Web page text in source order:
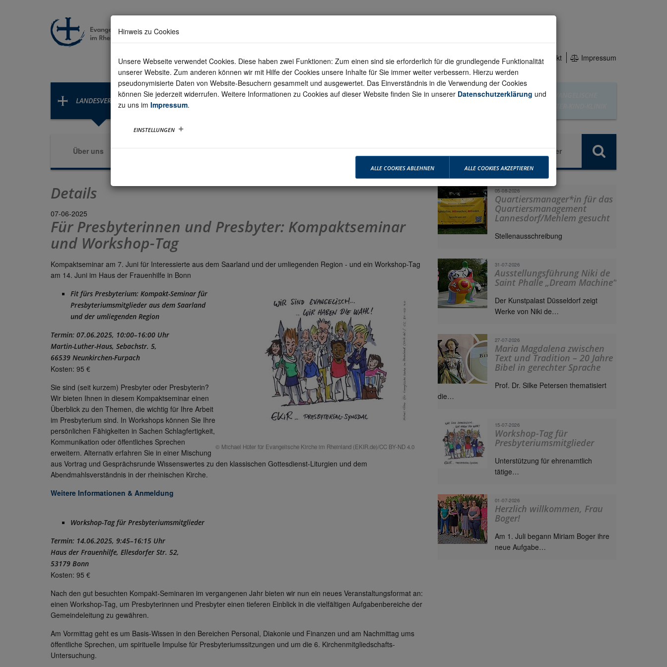
Darstellungsoptionen Startseite Datenschutz Kontakt Impressum
LANDESVERBAND
EVANGELISCHES
BILDUNGSZENTRUM
QUARTIERS-
Über uns Veranstaltungen
Pressemitteilungen
Stiftung Newsletter
Details
07-06-2025
Für Presbyterinnen und Presbyter: Kompaktseminar
und Workshop-Tag
Kompaktseminar am 7. Juni für Interessierte aus dem Saarland und der umliegenden Region - und ein Workshop-Tag
am 14. Juni im Haus der Frauenhilfe in Bonn
© Michael Hüter für Evangelische Kirche im Rheinland (EKIR.de)/CC BY-ND 4.0
Fit fürs Presbyterium: Kompakt-Seminar für
Presbyteriumsmitglieder aus dem Saarland
und der umliegenden Region
Termin: 07.06.2025, 10:00–16:00 Uhr
Martin-Luther-Haus, Sebachstr. 5,
66539 Neunkirchen-Furpach
Kosten: 95 €
Sie sind (seit kurzem) Presbyter oder Presbyterin?
Wir bieten Ihnen in diesem Kompaktseminar einen
Überblick zu den Themen, die wichtig für Ihre Arbeit
im Presbyterium sind. In Workshops können Sie Ihre
persönlichen Fähigkeiten in Sachen Schlagfertigkeit,
Kommunikation oder öffentliches Sprechen
erweitern. Alternativ erfahren Sie in einer Mischung
aus Vortrag und Gesprächsrunde Wissenswertes zu den klassischen Gottesdienst-Liturgien und dem
Abendmahlsverständnis in der rheinischen Kirche.
Weitere Informationen & Anmeldung
Workshop-Tag für Presbyteriumsmitglieder
Termin: 14.06.2025, 9:45–16:15 Uhr
Haus der Frauenhilfe, Ellesdorfer Str. 52,
53179 Bonn
Kosten: 95 €
Nach den gut besuchten Kompakt-Seminaren im vergangenen Jahr bieten wir nun ein neues Veranstaltungsformat an:
einen Workshop-Tag, um Presbyterinnen und Presbyter einen tieferen Einblick in die vielfältigen Aufgabenbereiche der
Gemeindeleitung zu gewähren.
Am Vormittag geht es um Basis-Wissen in den Bereichen Personal, Diakonie und Finanzen und am Nachmittag ums
öffentliche Sprechen, um spirituelle Impulse für Presbyteriumssitzungen und um die 6. Kirchenmitgliedschafts-
Untersuchung.
05-08-2026
Quartiersmanager*in für das
Quartiersmanagement
Lannesdorf/Mehlem gesucht
Stellenausschreibung
31-07-2026
Ausstellungsführung Niki de
Saint Phalle „Dream Machine“
Der Kunstpalast Düsseldorf zeigt
Werke von Niki de…
27-07-2026
Maria Magdalena zwischen
Text und Tradition – 20 Jahre
Bibel in gerechter Sprache
Prof. Dr. Silke Petersen thematisiert
die…
15-07-2026
Workshop-Tag für
Presbyteriumsmitglieder
Unterstützung für ehrenamtlich
tätige…
01-07-2026
Herzlich willkommen, Frau
Boger!
Am 1. Juli begann Miriam Boger ihre
neue Aufgabe…
Hinweis zu Cookies
Unsere Webseite verwendet Cookies. Diese haben zwei Funktionen: Zum einen sind sie erforderlich für die grundlegende Funktionalität
unserer Website. Zum anderen können wir mit Hilfe der Cookies unsere Inhalte für Sie immer weiter verbessern. Hierzu werden
pseudonymisierte Daten von Website-Besuchern gesammelt und ausgewertet. Das Einverständnis in die Verwendung der Cookies
können Sie jederzeit widerrufen. Weitere Informationen zu Cookies auf dieser Website finden Sie in unserer Datenschutzerklärung und
zu uns im Impressum.
EINSTELLUNGEN
ALLE COOKIES ABLEHNEN ALLE COOKIES AKZEPTIEREN